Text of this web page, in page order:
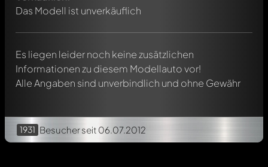
Das Modell ist unverkäuflich
Es liegen leider noch keine zusätzlichen
Informationen zu diesem Modellauto vor!
Alle Angaben sind unverbindlich und ohne Gewähr
1931 Besucherseit 06.07.2012
Erwähne andere Modelly-Mitglieder durch die
automatisch darüber informiert.